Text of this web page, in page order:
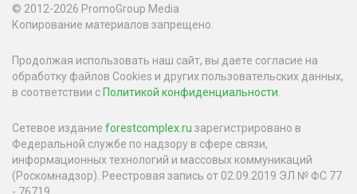
© 2012-2026 PromoGroup Media
Копирование материалов запрещено.
Продолжая использовать наш сайт, вы даете согласие на
обработку файлов Cookies и других пользовательских данных,
в соответствии сПолитикой конфиденциальности
Сетевое издание forestcomplex.ru зарегистрировано в
Федеральной службе по надзору в сфере связи,
информационных технологий и массовых коммуникаций
(Роскомнадзор). Реестровая запись от 02.09.2019 ЭЛ № ФС 77
- 76719.